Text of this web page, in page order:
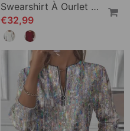
Swearshirt À Ourlet Irrégulier Et Manches Raglan
€32,99